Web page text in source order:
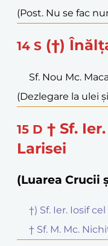
(Post. Nu se fac
14 S (†)
Sf. Nou Mc.
(Dezlegare la ulei
15 D † Sf.
Larisei
(Luarea Crucii
†) Sf. Ier. Iosif
† Sf. M. Mc.